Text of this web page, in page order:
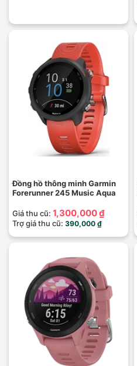
Đồng hồ thông minh Garmin
Forerunner 245 Music Aqua
Giá thu cũ: 1,300,000 ₫
Trợ giá thu cũ: 390,000 ₫